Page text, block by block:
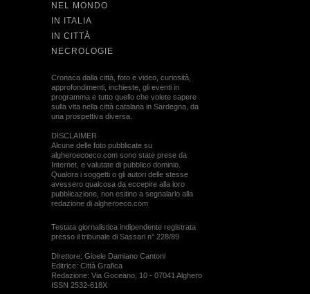
NEL MONDO
IN ITALIA
IN CITTÀ
NECROLOGIE
Cronaca dalla città, foto e video, curiosità,
approfondimenti, inchieste, gli eventi in
programma e tutto quello che volete sapere
sulla vita nella città catalana in Sardegna, da
una prospettiva diversa.
DISCLAIMER
Alcune delle foto pubblicate su
algheroecoeco.com sono state prese da
Internet, e valutate di pubblico dominio.
Qualora i soggetti o gli autori delle stesse
avessero qualcosa da eccepire alla loro
pubblicazione, non esitino a segnalarlo alla
redazione di algheroeco.com
Testata giornalistica indipendente registrata
presso il tribunale di Sassari n° 228/89
Direttore: Gioele Damiano Cantoni
Editrice: Città Grafica
Redazione: Via Goceano, 10 - 07041 Alghero
ISSN 2532-618X